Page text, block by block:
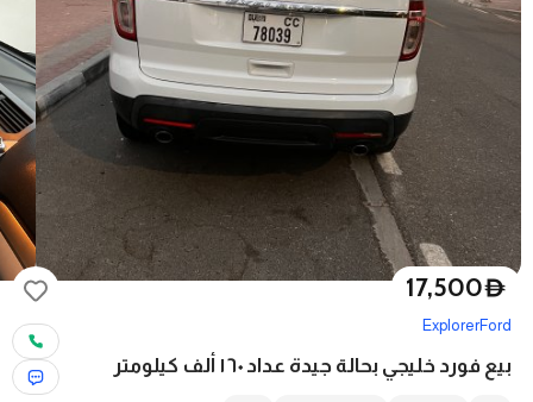
D
17,500
Ford
Explorer
بيع فورد خليجي بحالة جيدة عداد ١٦٠ ألف كيلومتر